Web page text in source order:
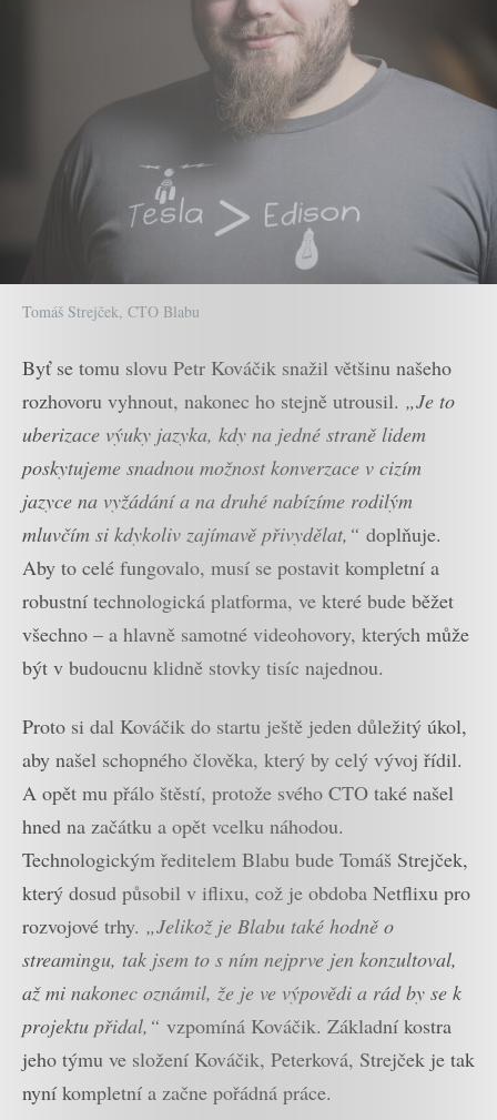
Tomáš Strejček, CTO Blabu
Byť se tomu slovu Petr Kováčik snažil většinu našeho
rozhovoru vyhnout, nakonec ho stejně utrousil. „Je to
uberizace výuky jazyka, kdy na jedné straně lidem
poskytujeme snadnou možnost konverzace v cizím
jazyce na vyžádání a na druhé nabízíme rodilým
mluvčím si kdykoliv zajímavě přivydělat,“ doplňuje.
Aby to celé fungovalo, musí se postavit kompletní a
robustní technologická platforma, ve které bude běžet
všechno – a hlavně samotné videohovory, kterých může
být v budoucnu klidně stovky tisíc najednou.
Proto si dal Kováčik do startu ještě jeden důležitý úkol,
aby našel schopného člověka, který by celý vývoj řídil.
A opět mu přálo štěstí, protože svého CTO také našel
hned na začátku a opět vcelku náhodou.
Technologickým ředitelem Blabu bude Tomáš Strejček,
který dosud působil v iflixu, což je obdoba Netflixu pro
rozvojové trhy. „Jelikož je Blabu také hodně o
streamingu, tak jsem to s ním nejprve jen konzultoval,
až mi nakonec oznámil, že je ve výpovědi a rád by se k
projektu přidal,“ vzpomíná Kováčik. Základní kostra
jeho týmu ve složení Kováčik, Peterková, Strejček je tak
nyní kompletní a začne pořádná práce.